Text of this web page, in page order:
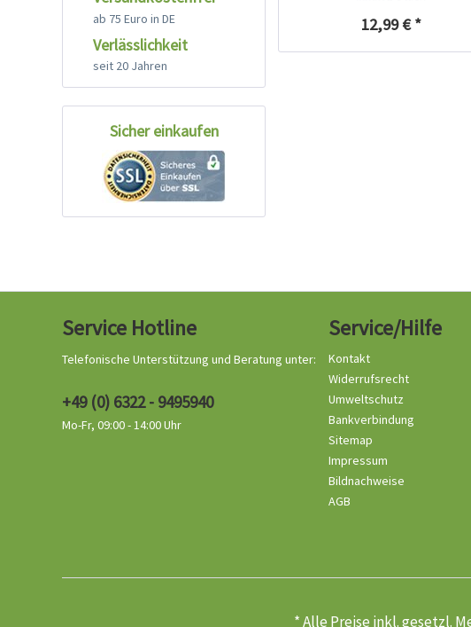
ab 75 Euro in DE
Verlässlichkeit
seit 20 Jahren
Sicher einkaufen
12,99 € *
Service Hotline
Telefonische Unterstützung und Beratung unter:
+49 (0) 6322 - 9495940
Mo-Fr, 09:00 - 14:00 Uhr
Service/Hilfe
Kontakt
Widerrufsrecht
Umweltschutz
Bankverbindung
Sitemap
Impressum
Bildnachweise
AGB
* Alle Preise inkl. gesetzl.